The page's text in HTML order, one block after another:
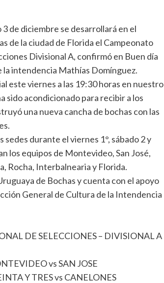
de diciembre se desarrollará en el
de la ciudad de Florida el Campeonato
Divisional A, confirmó en Buen día
intendencia Mathías Domínguez.
este viernes a las 19:30 horas en nuestro
sido acondicionado para recibir a los
una nueva cancha de bochas con las
sedes durante el viernes 1°, sábado 2 y
los equipos de Montevideo, San José,
Rocha, Interbalnearia y Florida.
de Bochas y cuenta con el apoyo
General de Cultura de la Intendencia
DE SELECCIONES – DIVISIONAL A
vs SAN JOSE
Y TRES vs CANELONES